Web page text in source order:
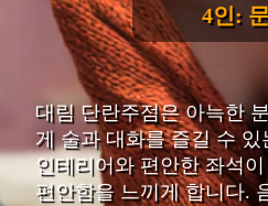
4인:
대림 단란주점은 아늑한
게 술과 대화를 즐길 수
인테리어와 편안한 좌석
편안함을 느끼게 합니다.